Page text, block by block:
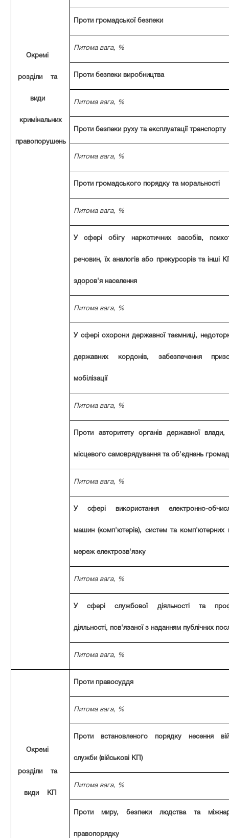
Окремі
розділи та
види
кримінальних
правопорушень
Проти громадської безпеки
Питома вага, %
Проти безпеки виробництва
Питома вага, %
Проти безпеки руху та експлуатації транспорту
Питома вага, %
Проти громадського порядку та моральності
Питома вага, %
У сфері обігу наркотичних засобів,
речовин, їх аналогів або прекурсорів та інші
здоров'я населення
Питома вага, %
У сфері охорони державної таємниці,
державних кордонів, забезпечення
мобілізації
Питома вага, %
Проти авторитету органів державної влади,
місцевого самоврядування та об'єднань
Питома вага, %
У сфері використання електронно-
машин (комп'ютерів), систем та комп'ютерних
мереж електрозв'язку
Питома вага, %
У сфері службової діяльності та
діяльності, пов'язаної з наданням публічних
Питома вага, %
Окремі
розділи та
види КП
Проти правосуддя
Питома вага, %
Проти встановленого порядку несення
служби (військові КП)
Питома вага, %
Проти миру, безпеки людства та
правопорядку